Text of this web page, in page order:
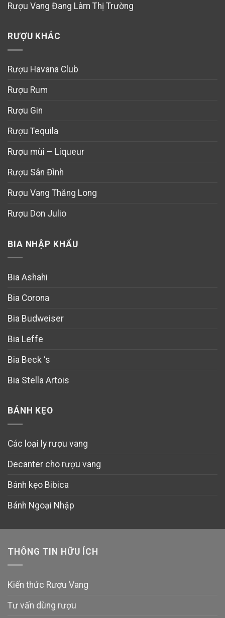
Rượu Vang Đang Làm Thị Trường
RƯỢU KHÁC
Rượu Havana Club
Rượu Rum
Rượu Gin
Rượu Tequila
Rượu mùi – Liqueur
Rượu Sân Đình
Rượu Vang Thăng Long
Rượu Don Julio
BIA NHẬP KHẨU
Bia Ashahi
Bia Corona
Bia Budweiser
Bia Leffe
Bia Beck ‘s
Bia Stella Artois
BÁNH KẸO
Các loại ly rượu vang
Decanter cho rượu vang
Bánh kẹo Bibica
Bánh Ngoại Nhập
THÔNG TIN HỮU ÍCH
Kiến thức Rượu Vang
Tư vấn dùng rượu